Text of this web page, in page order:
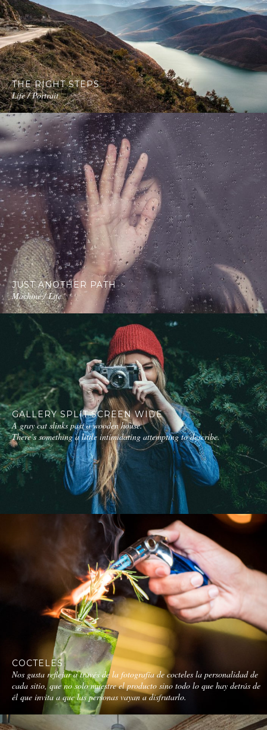
THE RIGHT STEPS
Life / Portrait
JUST ANOTHER PATH
Machine / Life
GALLERY SPLIT SCREEN WIDE
A gray cat slinks past a wooden house.
There’s something a little intimidating attempting to describe.
COCTELES
Nos gusta reflejar a través de la fotografía de cocteles la personalidad de
cada sitio, que no solo muestre el producto sino todo lo que hay detrás de
él que invita a que las personas vayan a disfrutarlo.